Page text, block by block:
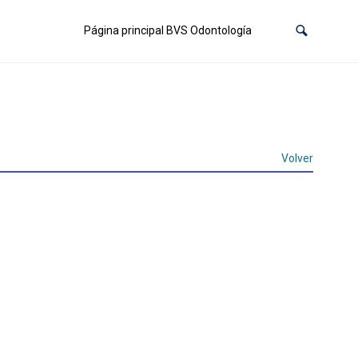
Página principal BVS Odontología
Volver